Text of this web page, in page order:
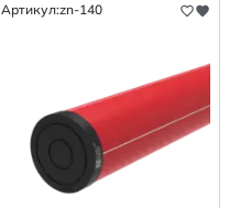
Артикул:zn-140